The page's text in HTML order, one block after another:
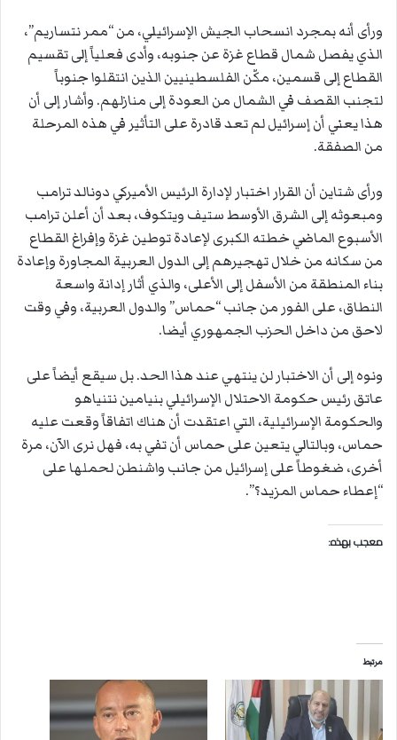
ورأى أنه بمجرد انسحاب الجيش الإسرائيلي، من “ممر نتساريم”،
الذي يفصل شمال قطاع غزة عن جنوبه، وأدى فعلياً إلى تقسيم
القطاع إلى قسمين، مكّن الفلسطينيين الذين انتقلوا جنوباً
لتجنب القصف في الشمال من العودة إلى منازلهم. وأشار إلى أن
هذا يعني أن إسرائيل لم تعد قادرة على التأثير في هذه المرحلة
من الصفقة.
ورأى شتاين أن القرار اختبار لإدارة الرئيس الأميركي دونالد ترامب
ومبعوثه إلى الشرق الأوسط ستيف ويتكوف، بعد أن أعلن ترامب
الأسبوع الماضي خطته الكبرى لإعادة توطين غزة وإفراغ القطاع
من سكانه من خلال تهجيرهم إلى الدول العربية المجاورة وإعادة
بناء المنطقة من الأسفل إلى الأعلى، والذي أثار إدانة واسعة
النطاق، على الفور من جانب “حماس” والدول العربية، وفي وقت
لاحق من داخل الحزب الجمهوري أيضا.
ونوه إلى أن الاختبار لن ينتهي عند هذا الحد. بل سيقع أيضاً على
عاتق رئيس حكومة الاحتلال الإسرائيلي بنيامين نتنياهو
والحكومة الإسرائيلية، التي اعتقدت أن هناك اتفاقاً وقعت عليه
حماس، وبالتالي يتعين على حماس أن تفي به، فهل نرى الآن، مرة
أخرى، ضغوطاً على إسرائيل من جانب واشنطن لحملها على
“إعطاء حماس المزيد؟”.
معجب بهذه:
مرتبط